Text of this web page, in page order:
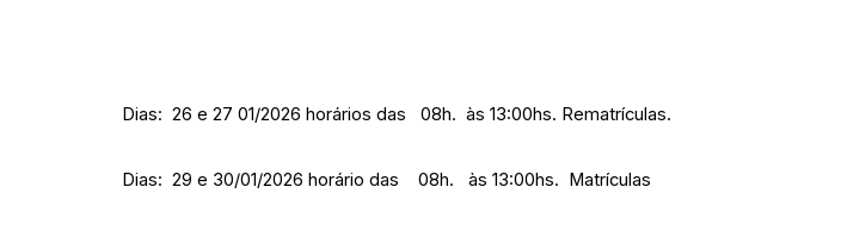
Dias: 26 e 27 01/2026 horários das 08h. às 13:00hs. Rematrículas.
Dias: 29 e 30/01/2026 horário das 08h. às 13:00hs. Matrículas